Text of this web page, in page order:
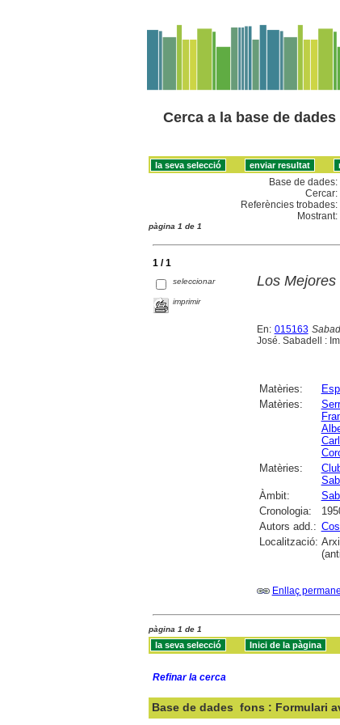
Cerca a la base de dades
Base de dades:
Cercar:
Referències trobades:
Mostrant:
pàgina 1 de 1
1 / 1
seleccionar
imprimir
Los
En: 015163
José. Sabadell :
Matèries:
Matèries:
Matèries:
Àmbit:
Cronologia:
Autors add.:
Localització:
Enllaç
pàgina 1 de 1
Refinar la cerca
Base de dades fons : Formulari